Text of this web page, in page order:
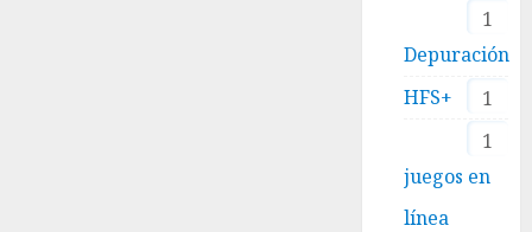
1
Depuración
1
HFS+
1
juegos en
línea